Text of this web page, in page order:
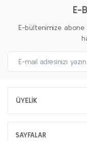
E-
E-bültenimize abone
ÜYELİK
SAYFALAR